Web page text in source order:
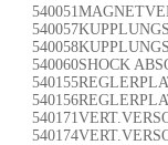
540060SHOCK